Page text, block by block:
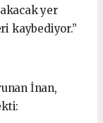
yer
kaybediyor.”
İnan,